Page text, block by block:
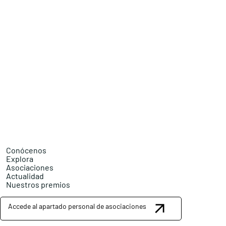
Conócenos
Explora
Asociaciones
Actualidad
Nuestros premios
Accede al apartado personal de asociaciones